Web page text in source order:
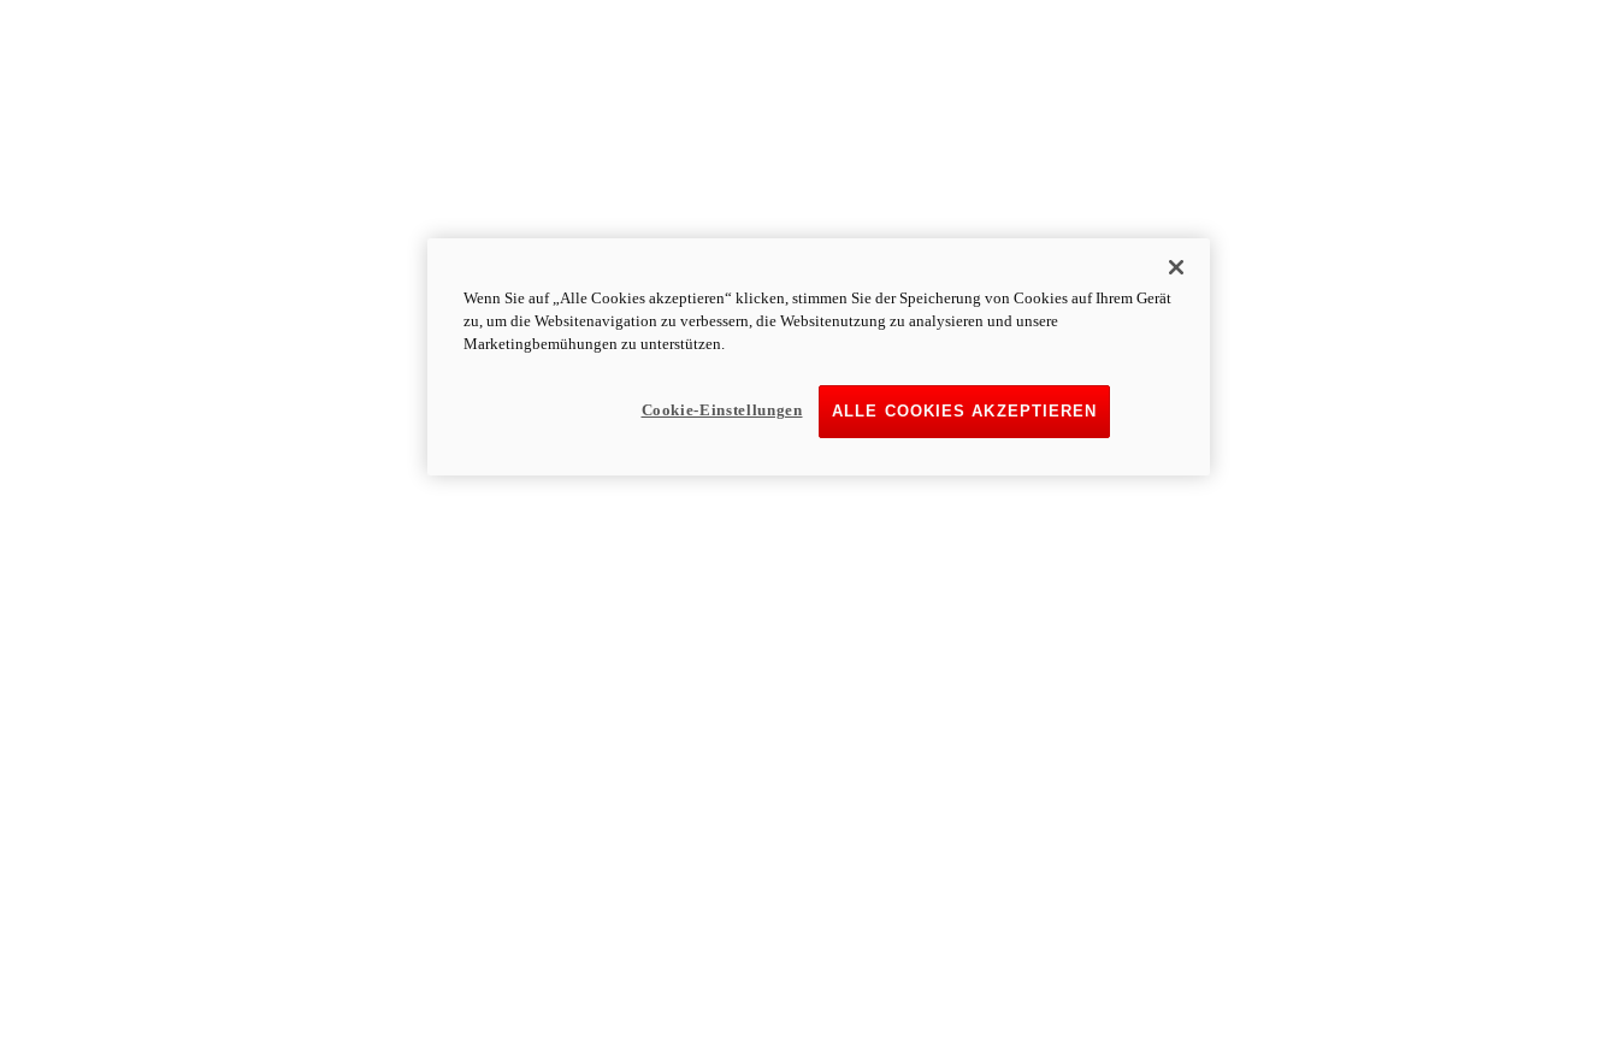
Wenn Sie auf „Alle Cookies akzeptieren“ klicken, stimmen Sie der Speicherung von Cookies auf Ihrem Gerät
zu, um die Websitenavigation zu verbessern, die Websitenutzung zu analysieren und unsere
Marketingbemühungen zu unterstützen.
ALLE COOKIES AKZEPTIEREN
Cookie-Einstellungen